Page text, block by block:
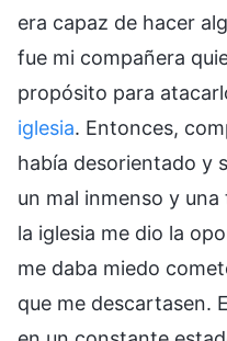
era capaz de hacer
fue mi compañera
propósito para
iglesia. Entonces,
había desorientado y
un mal inmenso y
la iglesia me dio la
me daba miedo
que me descartasen.